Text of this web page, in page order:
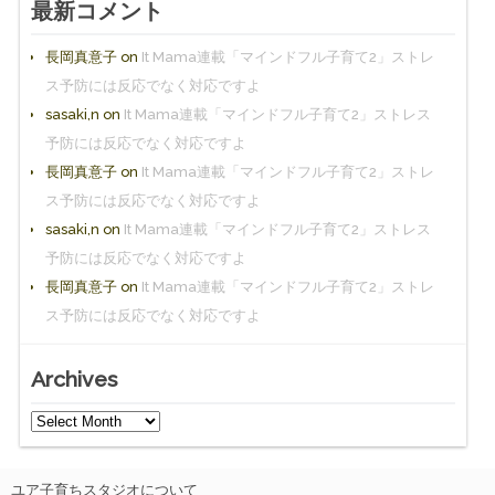
最新コメント
長岡真意子on It Mama連載「マインドフル子育て2」ストレ
ス予防には反応でなく対応ですよ
sasaki,n on It Mama連載「マインドフル子育て2」ストレス
予防には反応でなく対応ですよ
長岡真意子on It Mama連載「マインドフル子育て2」ストレ
ス予防には反応でなく対応ですよ
sasaki,n on It Mama連載「マインドフル子育て2」ストレス
予防には反応でなく対応ですよ
長岡真意子on It Mama連載「マインドフル子育て2」ストレ
ス予防には反応でなく対応ですよ
Archives
ユア子育ちスタジオについて